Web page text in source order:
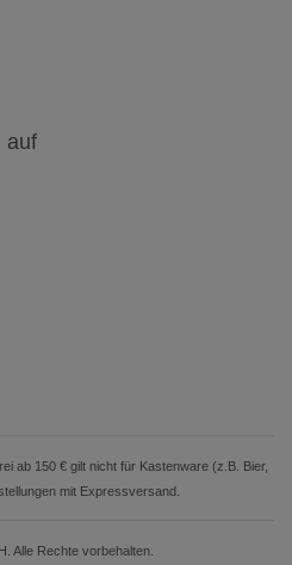
auf
ab 150 € gilt nicht für Kastenware (z.B. Bier,
mit Expressversand.
Alle Rechte vorbehalten.